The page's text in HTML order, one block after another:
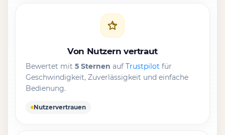
Von Nutzern vertraut
Bewertet mit 5 Sternen auf Trustpilot für
Geschwindigkeit, Zuverlässigkeit und einfache
Bedienung.
Nutzervertrauen